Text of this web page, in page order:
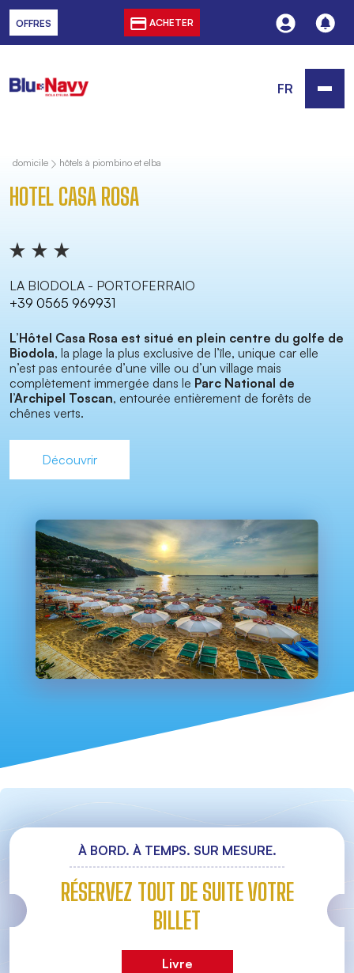
OFFRES ACHETER
FR
domicile hôtels à piombino et elba
HOTEL CASA ROSA
LA BIODOLA - PORTOFERRAIO
+39 0565 969931
L’Hôtel Casa Rosa est situé en plein centre du golfe de
Biodola, la plage la plus exclusive de l’île, unique car elle
n’est pas entourée d’une ville ou d’un village mais
complètement immergée dans le Parc National de
l’Archipel Toscan, entourée entièrement de forêts de
chênes verts.
Découvrir
À BORD. À TEMPS. SUR MESURE.
RÉSERVEZ TOUT DE SUITE VOTRE
BILLET
Livre